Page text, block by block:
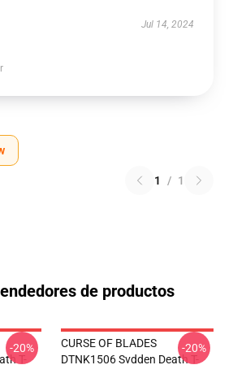
Jul 14, 2024
1 / 1
de productos
T-
-20%
CURSE OF BLADES
DTNK1506 Svdden Death T-
-20%